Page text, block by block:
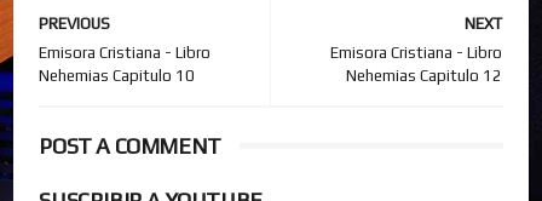
NEXT
Emisora Cristiana - Libro
Nehemias Capitulo 12
PREVIOUS
Emisora Cristiana - Libro
Nehemias Capitulo 10
POST A COMMENT